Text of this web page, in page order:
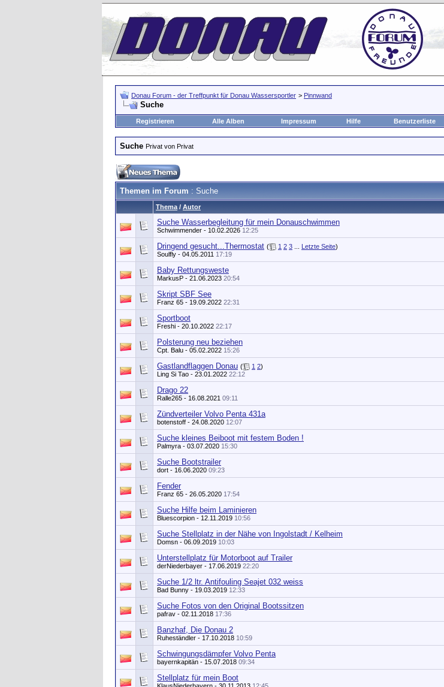
Donau Forum - der Treffpunkt für Donau Wassersportler > Pinnwand
Suche
Registrieren
Alle Alben Impressum Hilfe Benutzerliste
Suche Privat von Privat
Themen im Forum : Suche
Thema / Autor
Suche Wasserbegleitung für mein Donauschwimmen
Schwimmender - 10.02.2026 12:25
Dringend gesucht...Thermostat ( 1 2 3 Letzte Seite)
Soulfly - 04.05.2011 17:19
Baby Rettungsweste
MarkusP - 21.06.2023 20:54
Skript SBF See
Franz 65 - 19.09.2022 22:31
Sportboot
Freshi - 20.10.2022 22:17
Polsterung neu beziehen
Cpt. Balu - 05.02.2022 15:26
Gastlandflaggen Donau ( 1 2)
Ling Si Tao - 23.01.2022 22:12
Drago 22
Ralle265 - 16.08.2021 09:11
Zündverteiler Volvo Penta 431a
botenstoff - 24.08.2020 12:07
Suche kleines Beiboot mit festem Boden !
Palmyra - 03.07.2020 15:30
Suche Bootstrailer
dort - 16.06.2020 09:23
Fender
Franz 65 - 26.05.2020 17:54
Suche Hilfe beim Laminieren
Bluescorpion - 12.11.2019 10:56
Suche Stellplatz in der Nähe von Ingolstadt / Kelheim
Domsn - 06.09.2019 10:03
Unterstellplatz für Motorboot auf Trailer
derNiederbayer - 17.06.2019 22:20
Suche 1/2 ltr. Antifouling Seajet 032 weiss
Bad Bunny - 19.03.2019 12:33
Suche Fotos von den Original Bootssitzen
pafrav - 02.11.2018 17:36
Banzhaf, Die Donau 2
Ruheständler - 17.10.2018 10:59
Schwingungsdämpfer Volvo Penta
bayernkapitän - 15.07.2018 09:34
Stellplatz für mein Boot